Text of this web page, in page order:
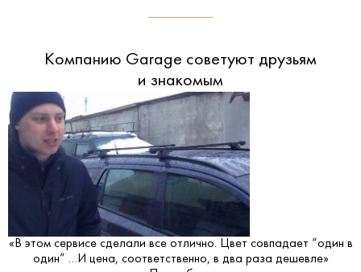
Компанию Garage советуют друзьям
и знакомым
«В этом сервисе сделали все отлично. Цвет совпадает “один в
один” …И цена, соответственно, в два раза дешевле»